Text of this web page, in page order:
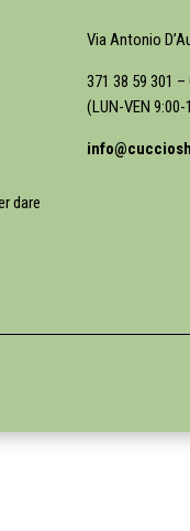
dare
Via Antonio
371 38 59 301 –
(LUN-VEN 9:00-